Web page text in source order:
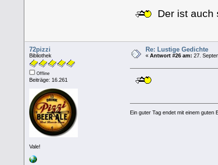
Der ist auch
72pizzi
Bibliothek
Offline
Beiträge: 16.261
Vale!
Re: Lustige Gedichte
«Antwort #26 am: 27.
Ein guter Tag endet mit einem guten